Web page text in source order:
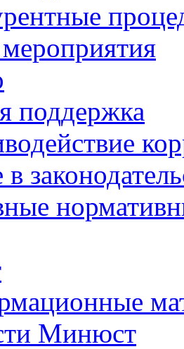
поддержка
Минюст